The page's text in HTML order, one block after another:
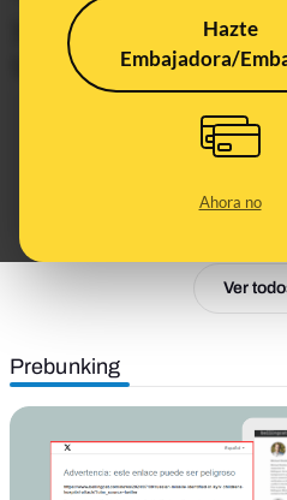
Hazte
Embajadora/
Ahora no
No, Elisa Beni no ha
"intolerante"
"unos niños
Ver
Prebunking